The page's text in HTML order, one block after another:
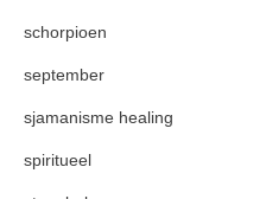
schorpioen
september
sjamanisme healing
spiritueel